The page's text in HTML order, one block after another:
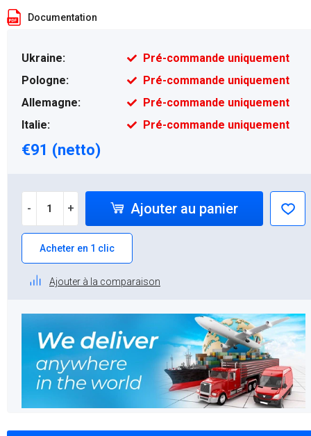
Documentation
Ukraine:
Pré-commande uniquement
Pologne:
Pré-commande uniquement
Allemagne:
Pré-commande uniquement
Italie:
Pré-commande uniquement
€91 (netto)
- + Ajouter au panier
Acheter en 1 clic
Ajouter à la comparaison